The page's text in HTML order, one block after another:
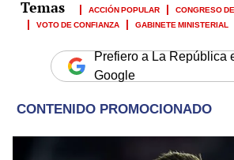
ACCIÓN POPULAR
CONGRESO
VOTO DE CONFIANZA
GABINETE MINISTERIAL
Prefiero a La República
Google